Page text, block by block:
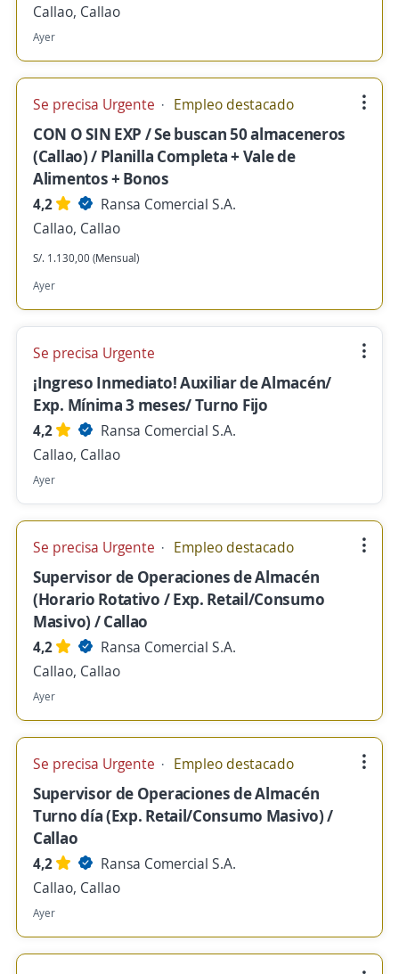
Callao, Callao
Ayer
Se precisa Urgente Empleo destacado
CON O SIN EXP / Se buscan 50 almaceneros
(Callao) / Planilla Completa + Vale de
Alimentos + Bonos
4,2
Ransa Comercial S.A.
Callao, Callao
S/. 1.130,00 (Mensual)
Ayer
Se precisa Urgente
¡Ingreso Inmediato! Auxiliar de Almacén/
Exp. Mínima 3 meses/ Turno Fijo
4,2
Ransa Comercial S.A.
Callao, Callao
Ayer
Se precisa Urgente Empleo destacado
Supervisor de Operaciones de Almacén
(Horario Rotativo / Exp. Retail/Consumo
Masivo) / Callao
4,2
Ransa Comercial S.A.
Callao, Callao
Ayer
Se precisa Urgente Empleo destacado
Supervisor de Operaciones de Almacén
Turno día (Exp. Retail/Consumo Masivo) /
Callao
4,2
Ransa Comercial S.A.
Callao, Callao
Ayer